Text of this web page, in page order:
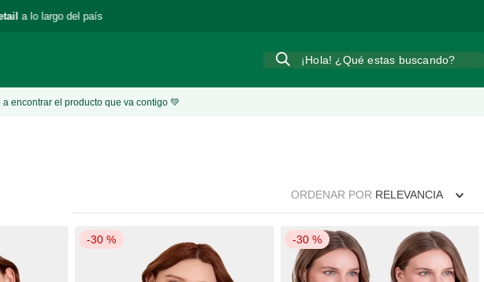
a lo largo del país
encontrar el producto que va contigo 💚
ORDENAR POR RELEVANCIA
-30 % -30 %